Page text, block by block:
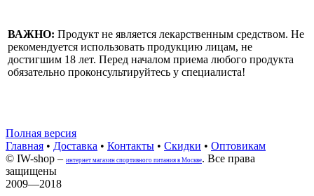
ВАЖНО: Продукт не является лекарственным средством. Не
рекомендуется использовать продукцию лицам, не
достигшим 18 лет. Перед началом приема любого продукта
обязательно проконсультируйтесь у специалиста!
Полная версия
Главная • Доставка • Контакты • Скидки • Оптовикам
© IW-shop – интернет магазин спортивного питания в Москве. Все права
защищены
2009—2018